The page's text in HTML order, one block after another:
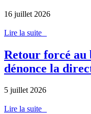
16 juillet 2026
Lire la suite
Retour forcé au
dénonce la
5 juillet 2026
Lire la suite